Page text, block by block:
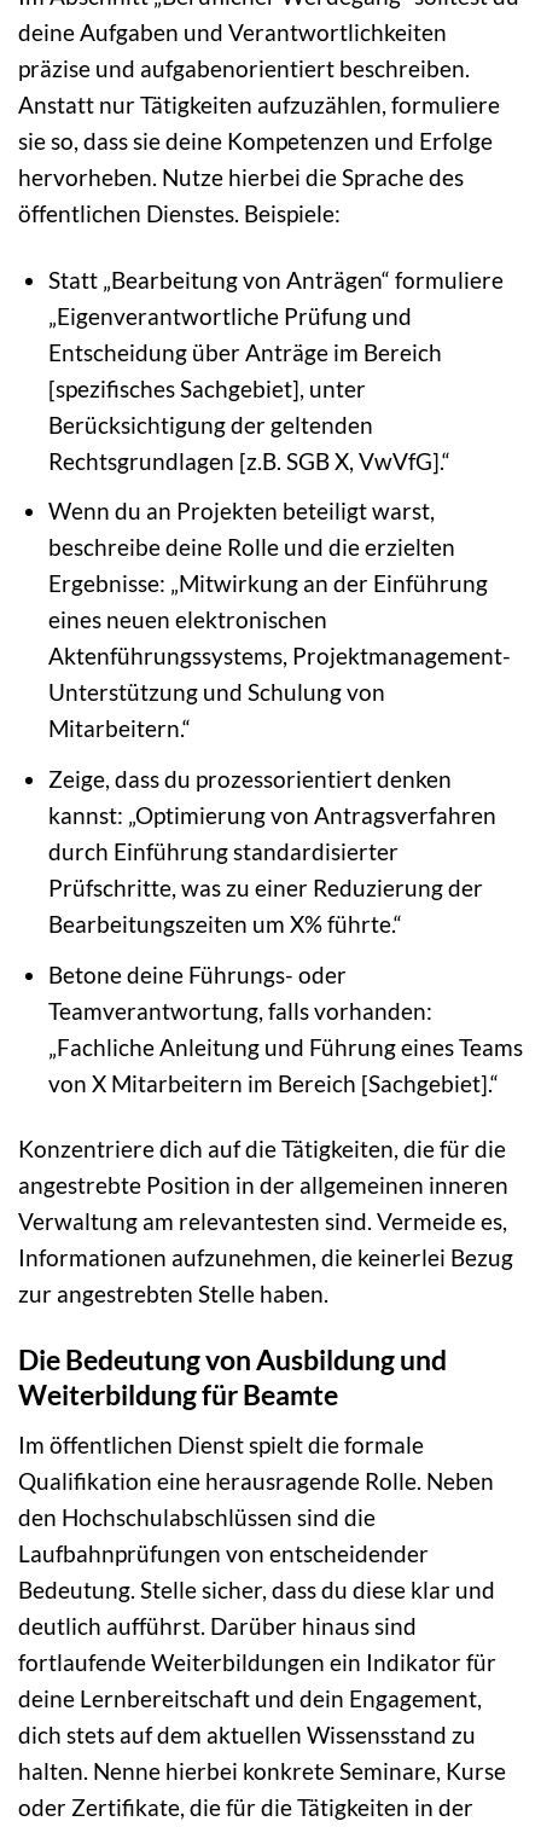
deine Aufgaben und Verantwortlichkeiten
präzise und aufgabenorientiert beschreiben.
Anstatt nur Tätigkeiten aufzuzählen, formuliere
sie so, dass sie deine Kompetenzen und Erfolge
hervorheben. Nutze hierbei die Sprache des
öffentlichen Dienstes. Beispiele:
Statt „Bearbeitung von Anträgen“ formuliere
„Eigenverantwortliche Prüfung und
Entscheidung über Anträge im Bereich
[spezifisches Sachgebiet], unter
Berücksichtigung der geltenden
Rechtsgrundlagen [z.B. SGB X, VwVfG].“
Wenn du an Projekten beteiligt warst,
beschreibe deine Rolle und die erzielten
Ergebnisse: „Mitwirkung an der Einführung
eines neuen elektronischen
Aktenführungssystems, Projektmanagement-
Unterstützung und Schulung von
Mitarbeitern.“
Zeige, dass du prozessorientiert denken
kannst: „Optimierung von Antragsverfahren
durch Einführung standardisierter
Prüfschritte, was zu einer Reduzierung der
Bearbeitungszeiten um X% führte.“
Betone deine Führungs- oder
Teamverantwortung, falls vorhanden:
„Fachliche Anleitung und Führung eines Teams
von X Mitarbeitern im Bereich [Sachgebiet].“
Konzentriere dich auf die Tätigkeiten, die für die
angestrebte Position in der allgemeinen inneren
Verwaltung am relevantesten sind. Vermeide es,
Informationen aufzunehmen, die keinerlei Bezug
zur angestrebten Stelle haben.
Die Bedeutung von Ausbildung und
Weiterbildung für Beamte
Im öffentlichen Dienst spielt die formale
Qualifikation eine herausragende Rolle. Neben
den Hochschulabschlüssen sind die
Laufbahnprüfungen von entscheidender
Bedeutung. Stelle sicher, dass du diese klar und
deutlich aufführst. Darüber hinaus sind
fortlaufende Weiterbildungen ein Indikator für
deine Lernbereitschaft und dein Engagement,
dich stets auf dem aktuellen Wissensstand zu
halten. Nenne hierbei konkrete Seminare, Kurse
oder Zertifikate, die für die Tätigkeiten in der